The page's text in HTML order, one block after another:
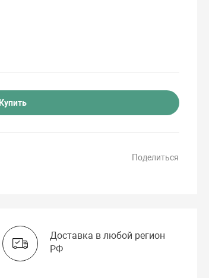
Купить
Поделиться
Доставка в любой регион
РФ